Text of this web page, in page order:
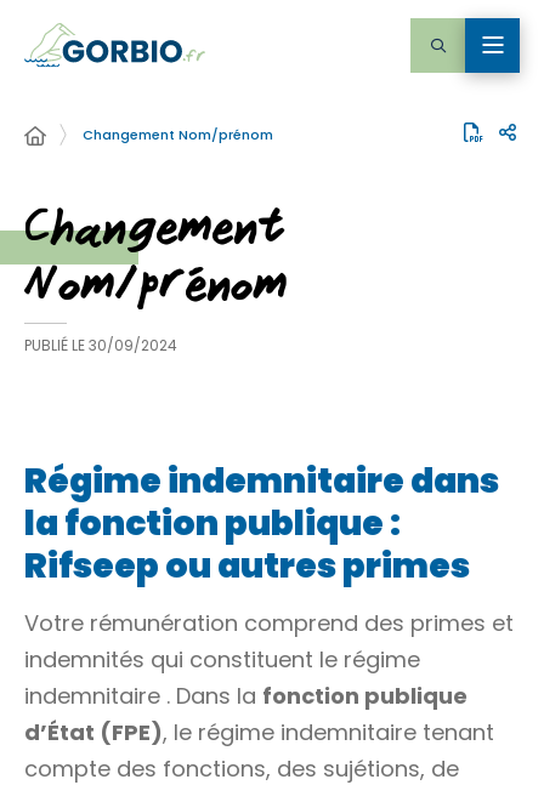
Changement Nom/prénom
Changement
Nom/prénom
PUBLIÉ LE30/09/2024
Régime indemnitaire dans
la fonction publique :
Rifseep ou autres primes
Votre rémunération comprend des primes et
indemnités qui constituent le régime
indemnitaire . Dans la fonction publique
d’État (FPE), le régime indemnitaire tenant
compte des fonctions, des sujétions, de